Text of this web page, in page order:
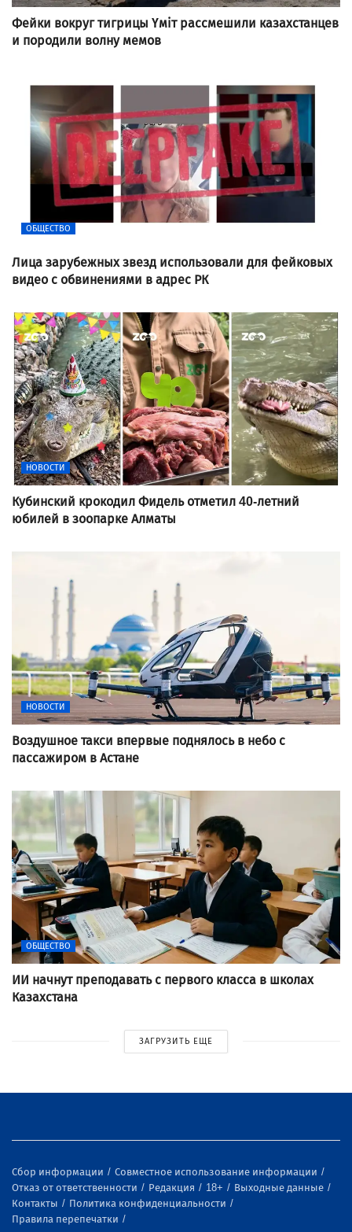
Фейки вокруг тигрицы Үміт рассмешили казахстанцев
и породили волну мемов
ОБЩЕСТВО
Лица зарубежных звезд использовали для фейковых
видео с обвинениями в адрес РК
НОВОСТИ
Кубинский крокодил Фидель отметил 40-летний
юбилей в зоопарке Алматы
НОВОСТИ
Воздушное такси впервые поднялось в небо с
пассажиром в Астане
ОБЩЕСТВО
ИИ начнут преподавать с первого класса в школах
Казахстана
ЗАГРУЗИТЬ ЕЩЕ
Сбор информации
Совместное использование информации
Отказ от ответственности
Редакция 18+
Выходные данные
Контакты
Политика конфиденциальности
Правила перепечатки